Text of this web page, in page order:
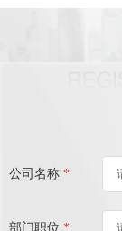
公司名称 *
部门职位 *